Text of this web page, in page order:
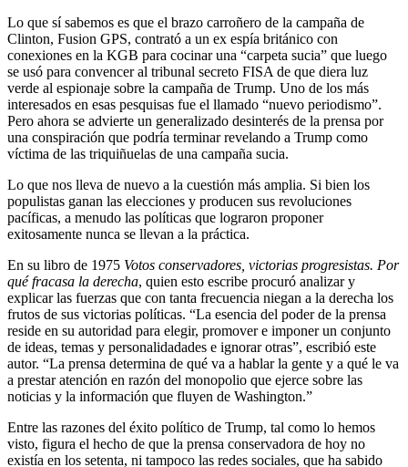
Lo que sí sabemos es que el brazo carroñero de la campaña de
Clinton, Fusion GPS, contrató a un ex espía británico con
conexiones en la KGB para cocinar una “carpeta sucia” que luego
se usó para convencer al tribunal secreto FISA de que diera luz
verde al espionaje sobre la campaña de Trump. Uno de los más
interesados en esas pesquisas fue el llamado “nuevo periodismo”.
Pero ahora se advierte un generalizado desinterés de la prensa por
una conspiración que podría terminar revelando a Trump como
víctima de las triquiñuelas de una campaña sucia.
Lo que nos lleva de nuevo a la cuestión más amplia. Si bien los
populistas ganan las elecciones y producen sus revoluciones
pacíficas, a menudo las políticas que lograron proponer
exitosamente nunca se llevan a la práctica.
En su libro de 1975 Votos conservadores, victorias progresistas. Por
qué fracasa la derecha, quien esto escribe procuró analizar y
explicar las fuerzas que con tanta frecuencia niegan a la derecha los
frutos de sus victorias políticas. “La esencia del poder de la prensa
reside en su autoridad para elegir, promover e imponer un conjunto
de ideas, temas y personalidadades e ignorar otras”, escribió este
autor. “La prensa determina de qué va a hablar la gente y a qué le va
a prestar atención en razón del monopolio que ejerce sobre las
noticias y la información que fluyen de Washington.”
Entre las razones del éxito político de Trump, tal como lo hemos
visto, figura el hecho de que la prensa conservadora de hoy no
existía en los setenta, ni tampoco las redes sociales, que ha sabido